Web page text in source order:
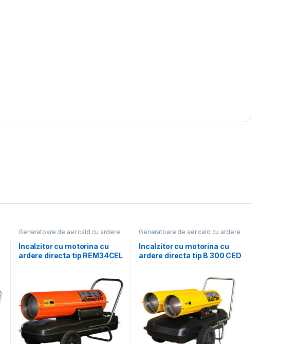
Generatoare de aer cald cu ardere
Incalzitor cu motorina cu
ardere directa tip REM34CEL
Generatoare de aer cald cu ardere
Incalzitor cu motorina cu
ardere directa tip B 300 CED